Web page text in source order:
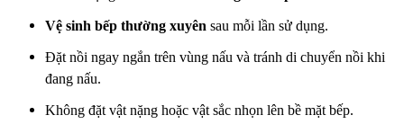
Vệ sinh bếp thường xuyên sau mỗi lần sử dụng.
Đặt nồi ngay ngắn trên vùng nấu và tránh di chuyển nồi khi
đang nấu.
Không đặt vật nặng hoặc vật sắc nhọn lên bề mặt bếp.